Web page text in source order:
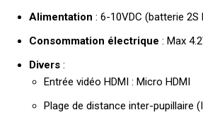
Alimentation : 6-10VDC (batterie 2S
Consommation électrique : Max
Divers :
Entrée vidéo HDMI : Micro HDMI
Plage de distance inter-pupillaire